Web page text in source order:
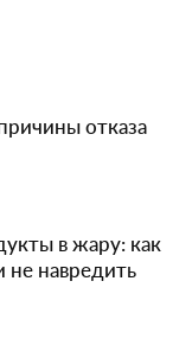
отказа
в жару: как
навредить